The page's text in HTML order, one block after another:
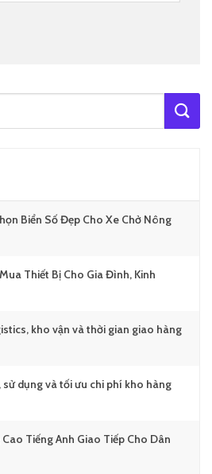
Biển Số Đẹp Cho Xe Chở Nông
Thiết Bị Cho Gia Đình, Kinh
kho vận và thời gian giao hàng
sử dụng và tối ưu chi phí kho hàng
Tiếng Anh Giao Tiếp Cho Dân